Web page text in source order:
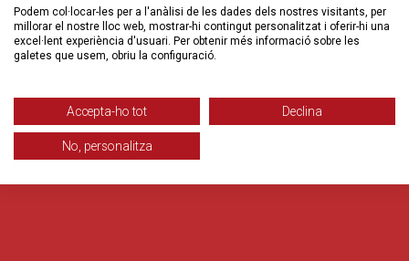
Podem col·locar-les per a l'anàlisi de les dades dels nostres visitants, per
millorar el nostre lloc web, mostrar-hi contingut personalitzat i oferir-hi una
excel·lent experiència d'usuari. Per obtenir més informació sobre les
galetes que usem, obriu la configuració.
Accepta-ho tot Declina
No, personalitza